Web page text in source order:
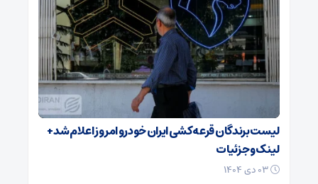
لیست برندگان قرعه کشی ایران خودرو امروز اعلام شد +
لینک و جزئیات